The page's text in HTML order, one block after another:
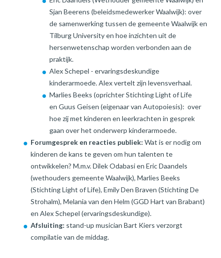
Sjan Beerens (beleidsmedewerker Waalwijk): over
de samenwerking tussen de gemeente Waalwijk en
Tilburg University en hoe inzichten uit de
hersenwetenschap worden verbonden aan de
praktijk.
Alex Schepel - ervaringsdeskundige
kinderarmoede. Alex vertelt zijn levensverhaal.
Marlies Beeks (oprichter Stichting Light of Life
en Guus Geisen (eigenaar van Autopoiesis): over
hoe zij met kinderen en leerkrachten in gesprek
gaan over het onderwerp kinderarmoede.
Forumgesprek en reacties publiek: Wat is er nodig om
kinderen de kans te geven om hun talenten te
ontwikkelen? M.m.v. Dilek Odabasi en Eric Daandels
(wethouders gemeente Waalwijk), Marlies Beeks
(Stichting Light of Life), Emily Den Braven (Stichting De
Strohalm), Melania van den Helm (GGD Hart van Brabant)
en Alex Schepel (ervaringsdeskundige).
Afsluiting: stand-up musician Bart Kiers verzorgt
compilatie van de middag.